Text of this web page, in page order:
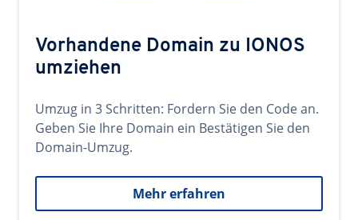
Vorhandene Domain zu IONOS
umziehen
Umzug in 3 Schritten: Fordern Sie den Code an.
Geben Sie Ihre Domain ein Bestätigen Sie den
Domain-Umzug.
Mehr erfahren